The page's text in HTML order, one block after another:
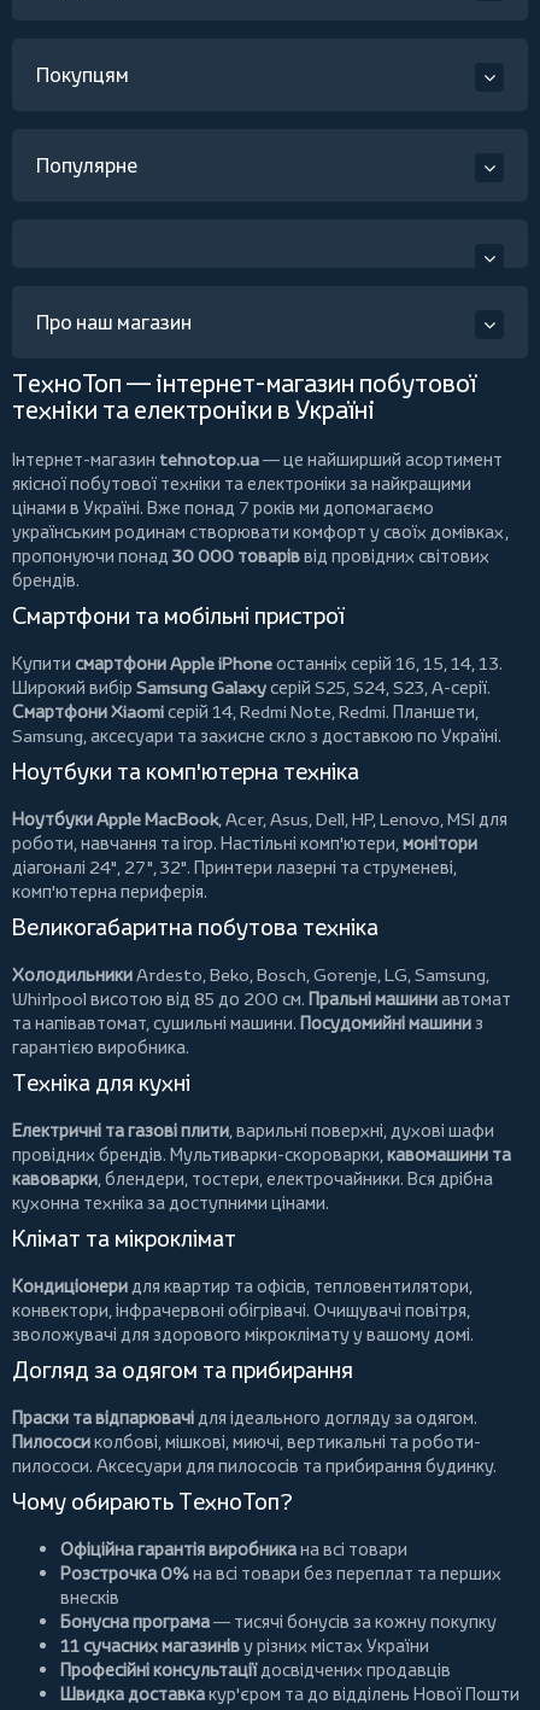
Покупцям
Популярне
Про наш магазин
ТехноТоп — інтернет-магазин побутової
техніки та електроніки в Україні
Інтернет-магазин tehnotop.ua— це найширший асортимент
якісної побутової техніки та електроніки за найкращими
цінами в Україні. Вже понад 7 років ми допомагаємо
українським родинам створювати комфорт у своїх домівках,
пропонуючи понад 30 000 товаріввід провідних світових
брендів.
Смартфони та мобільні пристрої
Купити смартфони Apple iPhoneостанніх серій 16, 15, 14, 13.
Широкий вибір Samsung Galaxyсерій S25, S24, S23, A-серії.
Смартфони Xiaomiсерій 14, Redmi Note, Redmi. Планшети,
Samsung, аксесуари тазахисне скло з доставкою по Україні.
Ноутбуки та комп'ютерна техніка
Ноутбуки Apple MacBook,Acer,Asus,Dell,HP,Lenovo,MSI для
роботи, навчання та ігор. Настільні комп'ютери,монітори
діагоналі 24", 27", 32". Принтери лазерні та струменеві,
комп'ютерна периферія.
Великогабаритна побутова техніка
ХолодильникиArdesto,Beko,Bosch,Gorenje,LG,Samsung,
Whirlpool висотою від 85 до 200 см. Пральні машиниавтомат
та напівавтомат,сушильні машини. Посудомийні машиниз
гарантією виробника.
Техніка для кухні
Електричні та газові плити, варильні поверхні, духові шафи
провідних брендів. Мультиварки-скороварки,кавомашини та
кавоварки,блендери, тостери,електрочайники. Вся дрібна
кухонна техніка за доступними цінами.
Клімат та мікроклімат
Кондиціонеридля квартир та офісів, тепловентилятори,
конвектори,інфрачервоні обігрівачі. Очищувачі повітря,
зволожувачі для здорового мікроклімату у вашому домі.
Догляд за одягом та прибирання
Праски та відпарювачідля ідеального догляду за одягом.
Пилососиколбові,мішкові,миючі,вертикальні тароботи-
пилососи. Аксесуари для пилососів та прибирання будинку.
Чому обирають ТехноТоп?
Офіційна гарантія виробникана всі товари
Розстрочка 0%на всі товари без переплат та перших
внесків
Бонусна програма— тисячі бонусів за кожну покупку
11 сучасних магазиніву різних містах України
Професійні консультаціїдосвідчених продавців
Швидка доставкакур'єром та до відділень Нової Пошти